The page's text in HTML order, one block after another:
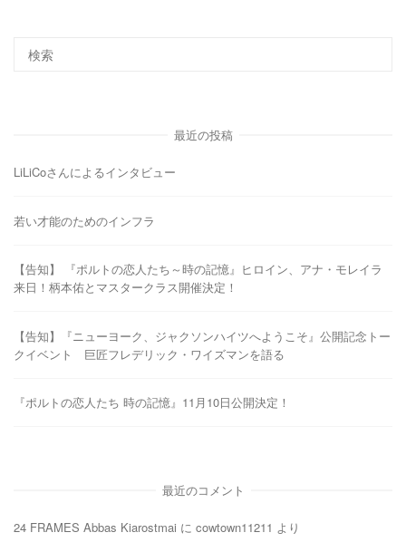
最近の投稿
LiLiCoさんによるインタビュー
若い才能のためのインフラ
【告知】 『ポルトの恋人たち～時の記憶』ヒロイン、アナ・モレイラ
来日！柄本佑とマスタークラス開催決定！
【告知】『ニューヨーク、ジャクソンハイツへようこそ』公開記念トー
クイベント 巨匠フレデリック・ワイズマンを語る
『ポルトの恋人たち 時の記憶』11月10日公開決定！
最近のコメント
24 FRAMES Abbas Kiarostmai に cowtown11211 より